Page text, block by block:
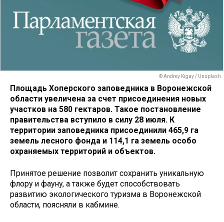
© Andrey Kigay / Unsplash
Площадь Хоперского заповедника в Воронежской
области увеличена за счет присоединения новых
участков на 580 гектаров. Такое постановление
правительства вступило в силу 28 июля. К
территории заповедника присоединили 465,9 га
земель лесного фонда и 114,1 га земель особо
охраняемых территорий и объектов.
Принятое решение позволит сохранить уникальную
флору и фауну, а также будет способствовать
развитию экологического туризма в Воронежской
области, поясняли в кабмине.